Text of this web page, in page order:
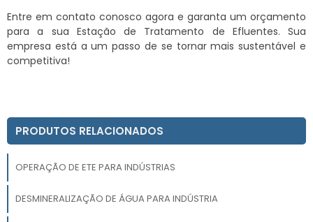
Entre em contato conosco agora e garanta um orçamento
para a sua Estação de Tratamento de Efluentes. Sua
empresa está a um passo de se tornar mais sustentável e
competitiva!
PRODUTOS RELACIONADOS
OPERAÇÃO DE ETE PARA INDÚSTRIAS
DESMINERALIZAÇÃO DE ÁGUA PARA INDÚSTRIA